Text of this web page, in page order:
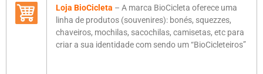
Loja BioCicleta – A marca BioCicleta oferece uma
linha de produtos (souvenires): bonés, squezzes,
chaveiros, mochilas, sacochilas, camisetas, etc para
criar a sua identidade com sendo um “BioCicleteiros”